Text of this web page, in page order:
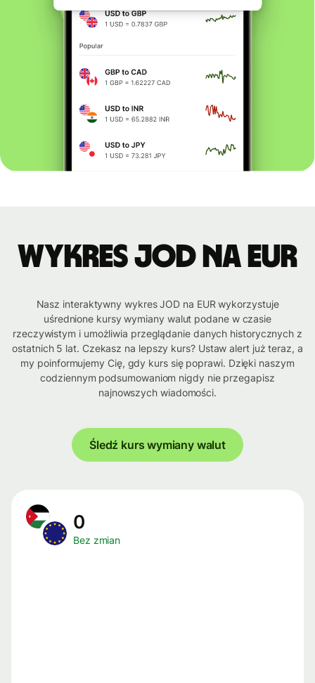
Wykres JOD na EUR
Nasz interaktywny wykres JOD na EUR wykorzystuje
uśrednione kursy wymiany walut podane w czasie
rzeczywistym i umożliwia przeglądanie danych historycznych z
ostatnich 5 lat. Czekasz na lepszy kurs? Ustaw alert już teraz, a
my poinformujemy Cię, gdy kurs się poprawi. Dzięki naszym
codziennym podsumowaniom nigdy nie przegapisz
najnowszych wiadomości.
Śledź kurs wymiany walut
0
Bez zmian